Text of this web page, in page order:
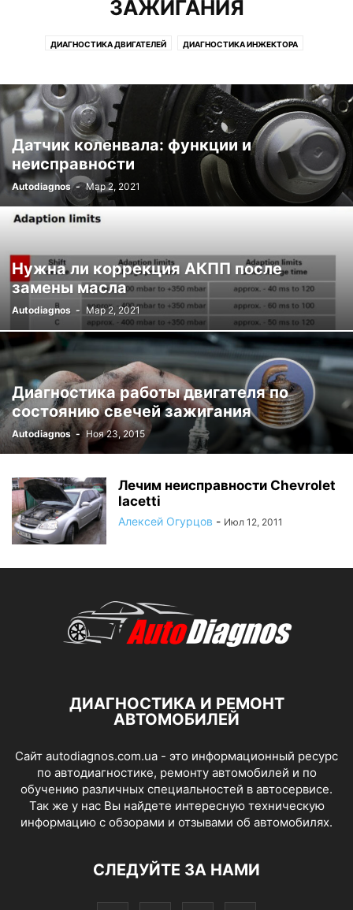
ЗАЖИГАНИЯ
ДИАГНОСТИКА ДВИГАТЕЛЕЙ ДИАГНОСТИКА ИНЖЕКТОРА
Датчик коленвала: функции и
неисправности
Autodiagnos - Мар 2, 2021
Нужна ли коррекция АКПП после
замены масла
Autodiagnos - Мар 2, 2021
Диагностика работы двигателя по
состоянию свечей зажигания
Autodiagnos - Ноя 23, 2015
Лечим неисправности Chevrolet
lacetti
Алексей Огурцов - Июл 12, 2011
ДИАГНОСТИКА И РЕМОНТ
АВТОМОБИЛЕЙ
Сайт autodiagnos.com.ua - это информационный ресурс
по автодиагностике, ремонту автомобилей и по
обучению различных специальностей в автосервисе.
Так же у нас Вы найдете интересную техническую
информацию с обзорами и отзывами об автомобилях.
СЛЕДУЙТЕ ЗА НАМИ